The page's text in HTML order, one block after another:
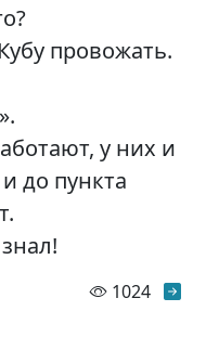
провожать.
у них и
до пункта
1024